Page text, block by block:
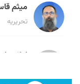
میثم
تحریریه
لیلا حنارود